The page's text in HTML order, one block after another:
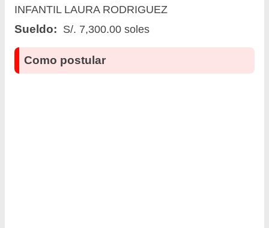
INFANTIL LAURA RODRIGUEZ
Sueldo: S/. 7,300.00 soles
Como postular